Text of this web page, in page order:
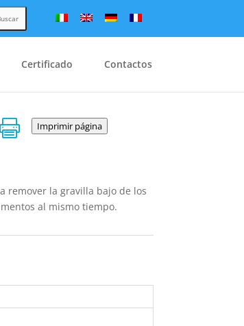
Certificado Contactos
 Imprimir página
remover la gravilla bajo de los
al mismo tiempo.